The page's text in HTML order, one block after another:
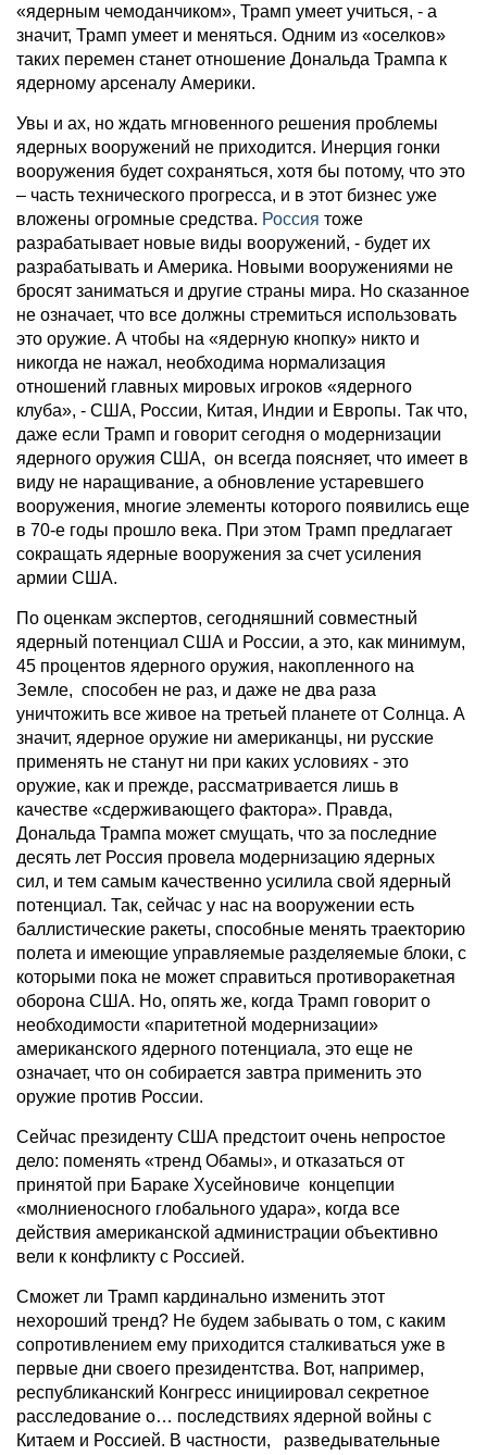
«ядерным чемоданчиком», Трамп умеет учиться, - а
значит, Трамп умеет и меняться. Одним из «оселков»
таких перемен станет отношение Дональда Трампа к
ядерному арсеналу Америки.
Увы и ах, но ждать мгновенного решения проблемы
ядерных вооружений не приходится. Инерция гонки
вооружения будет сохраняться, хотя бы потому, что это
– часть технического прогресса, и в этот бизнес уже
вложены огромные средства. Россия тоже
разрабатывает новые виды вооружений, - будет их
разрабатывать и Америка. Новыми вооружениями не
бросят заниматься и другие страны мира. Но сказанное
не означает, что все должны стремиться использовать
это оружие. А чтобы на «ядерную кнопку» никто и
никогда не нажал, необходима нормализация
отношений главных мировых игроков «ядерного
клуба», - США, России, Китая, Индии и Европы. Так что,
даже если Трамп и говорит сегодня о модернизации
ядерного оружия США, он всегда поясняет, что имеет в
виду не наращивание, а обновление устаревшего
вооружения, многие элементы которого появились еще
в 70-е годы прошло века. При этом Трамп предлагает
сокращать ядерные вооружения за счет усиления
армии США.
По оценкам экспертов, сегодняшний совместный
ядерный потенциал США и России, а это, как минимум,
45 процентов ядерного оружия, накопленного на
Земле, способен не раз, и даже не два раза
уничтожить все живое на третьей планете от Солнца. А
значит, ядерное оружие ни американцы, ни русские
применять не станут ни при каких условиях - это
оружие, как и прежде, рассматривается лишь в
качестве «сдерживающего фактора». Правда,
Дональда Трампа может смущать, что за последние
десять лет Россия провела модернизацию ядерных
сил, и тем самым качественно усилила свой ядерный
потенциал. Так, сейчас у нас на вооружении есть
баллистические ракеты, способные менять траекторию
полета и имеющие управляемые разделяемые блоки, с
которыми пока не может справиться противоракетная
оборона США. Но, опять же, когда Трамп говорит о
необходимости «паритетной модернизации»
американского ядерного потенциала, это еще не
означает, что он собирается завтра применить это
оружие против России.
Сейчас президенту США предстоит очень непростое
дело: поменять «тренд Обамы», и отказаться от
принятой при Бараке Хусейновиче концепции
«молниеносного глобального удара», когда все
действия американской администрации объективно
вели к конфликту с Россией.
Сможет ли Трамп кардинально изменить этот
нехороший тренд? Не будем забывать о том, с каким
сопротивлением ему приходится сталкиваться уже в
первые дни своего президентства. Вот, например,
республиканский Конгресс инициировал секретное
расследование о… последствиях ядерной войны с
Китаем и Россией. В частности, разведывательные